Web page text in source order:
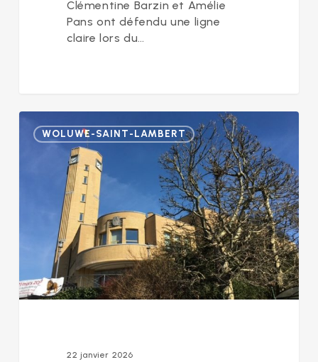
Clémentine Barzin et Amélie
Pans ont défendu une ligne
claire lors du…
Retour
sur
interpellations
communal
janvier
WOLUWE-SAINT-LAMBERT
22 janvier 2026